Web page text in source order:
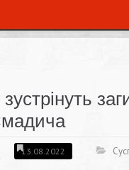
13.08.2022